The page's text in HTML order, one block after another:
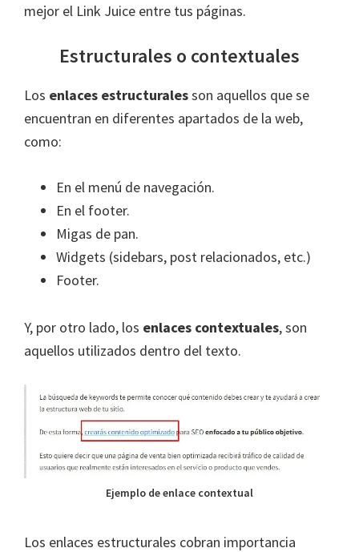
mejor el Link Juice entre tus páginas.
Estructurales o contextuales
Los enlaces estructuralesson aquellos que se
encuentran en diferentes apartados de la web,
como:
En el menú de navegación.
En el footer.
Migas de pan.
Widgets (sidebars, post relacionados, etc.)
Footer.
Y, por otro lado, los enlaces contextuales, son
aquellos utilizados dentro del texto.
Ejemplo de enlace contextual
Los enlaces estructurales cobran importancia